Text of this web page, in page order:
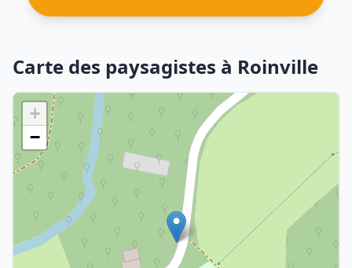
Carte des paysagistes à Roinville
+
−